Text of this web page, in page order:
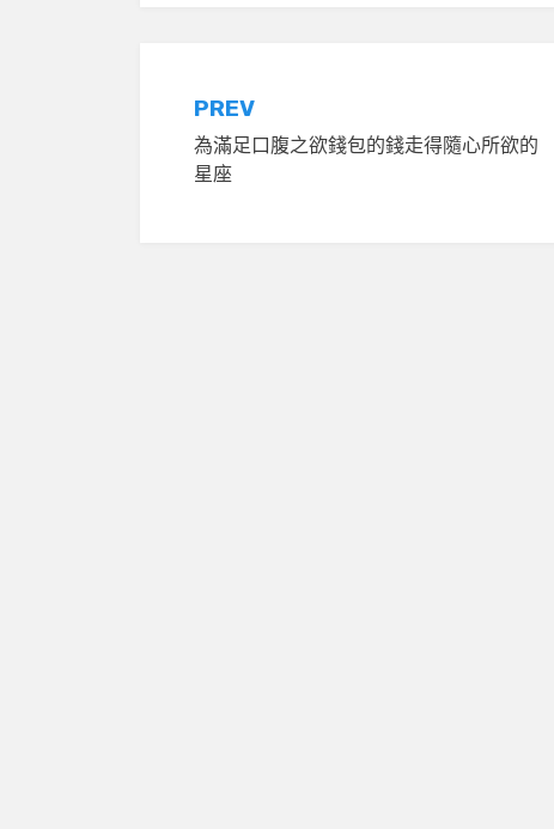
文
章
PREV
為滿足口腹之欲錢包的錢走得隨心所欲的
星座